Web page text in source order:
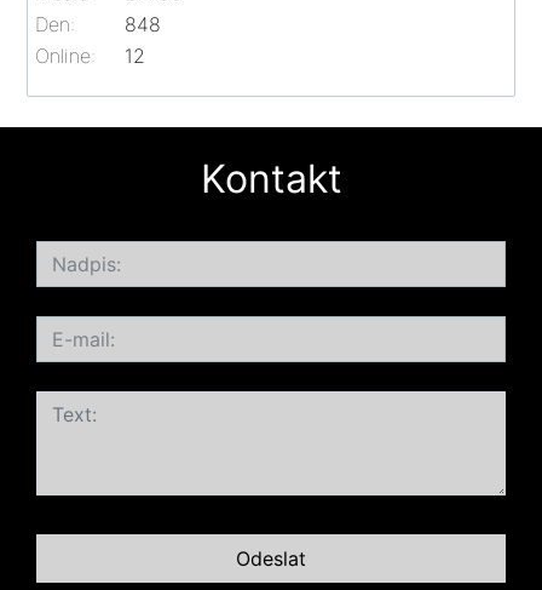
Online: 12
Den:
848
Kontakt